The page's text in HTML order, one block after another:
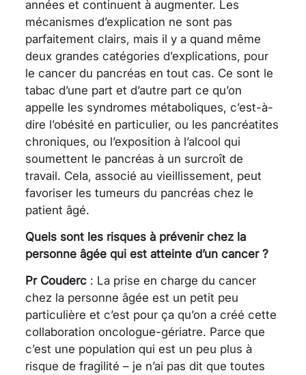
années et continuent à augmenter. Les
mécanismes d’explication ne sont pas
parfaitement clairs, mais il y a quand même
deux grandes catégories d’explications, pour
le cancer du pancréas en tout cas. Ce sont le
tabac d’une part et d’autre part ce qu’on
appelle les syndromes métaboliques, c’est-à-
dire l’obésité en particulier, ou les pancréatites
chroniques, ou l’exposition à l’alcool qui
soumettent le pancréas à un surcroît de
travail. Cela, associé au vieillissement, peut
favoriser les tumeurs du pancréas chez le
patient âgé.
Quels sont les risques à prévenir chez la
personne âgée qui est atteinte d’un cancer ?
Pr Couderc : La prise en charge du cancer
chez la personne âgée est un petit peu
particulière et c’est pour ça qu’on a créé cette
collaboration oncologue-gériatre. Parce que
c’est une population qui est un peu plus à
risque de fragilité – je n’ai pas dit que toutes